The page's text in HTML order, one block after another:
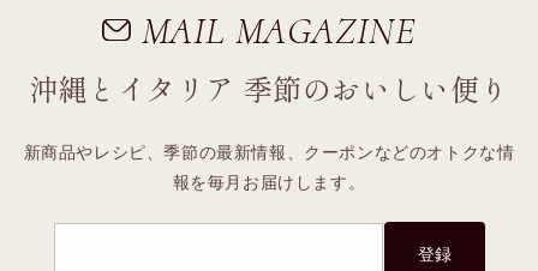
MAIL MAGAZINE
沖縄とイタリア 季節のおいしい便り
新商品やレシピ、季節の最新情報、クーポンなどのオトクな情
報を毎月お届けします。
登録